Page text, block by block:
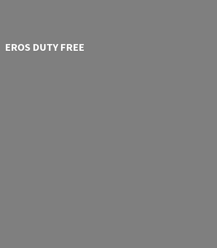
EROS DUTY FREE